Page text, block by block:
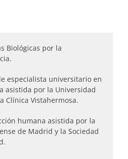
Biológicas por la
especialista universitario en
asistida por la Universidad
Clínica Vistahermosa.
humana asistida por la
de Madrid y la Sociedad